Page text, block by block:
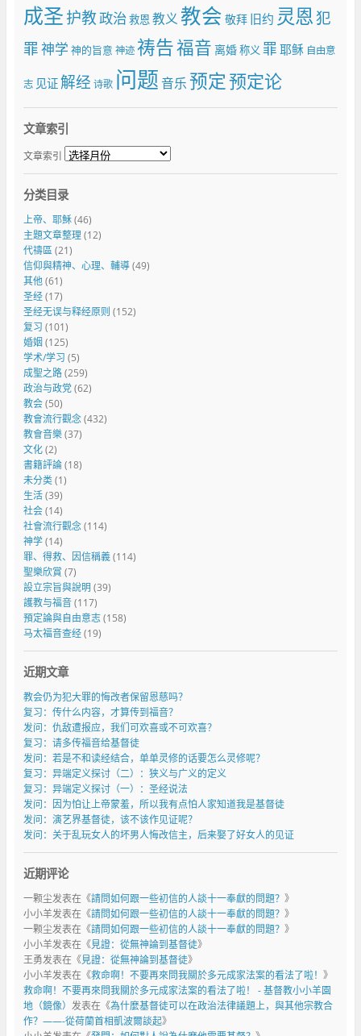
成圣护教政治救恩 教义 教会 敬拜 旧约 灵恩犯
罪神学 神的旨意 神迹 祷告福音 离婚称义 罪 耶稣 自由意
志 见证解经 诗歌 问题音乐预定预定论
文章索引
文章索引
分类目录
上帝、耶穌(46)
主題文章整理(12)
代禱區(21)
信仰與精神、心理、輔導(49)
其他(61)
圣经(17)
圣经无误与释经原则 (152)
复习 (101)
婚姻 (125)
学术/学习 (5)
成聖之路(259)
政治与政党(62)
教会(50)
教會流行觀念(432)
教會音樂(37)
文化(2)
書籍評論(18)
未分类(1)
生活(39)
社会(14)
社會流行觀念(114)
神学(14)
罪、得救、因信稱義(114)
聖樂欣賞 (7)
設立宗旨與說明 (39)
護教与福音(117)
預定論與自由意志(158)
马太福音查经(19)
近期文章
教会仍为犯大罪的悔改者保留恩慈吗？
复习：传什么内容，才算传到福音？
发问：仇敌遭报应，我们可欢喜或不可欢喜？
复习：请多传福音给基督徒
发问：若是不和读经结合，单单灵修的话要怎么灵修呢？
复习：异端定义探讨（二）：狭义与广义的定义
复习：异端定义探讨（一）：圣经说法
发问：因为怕让上帝蒙羞，所以我有点怕人家知道我是基督徒
发问：演艺界基督徒，该不该作见证呢？
发问：关于乱玩女人的坏男人悔改信主，后来娶了好女人的见证
近期评论
一颗尘发表在《請問如何跟一些初信的人談十一奉獻的問題？ 》
小小羊发表在《請問如何跟一些初信的人談十一奉獻的問題？ 》
一颗尘发表在《請問如何跟一些初信的人談十一奉獻的問題？ 》
小小羊发表在《見證：從無神論到基督徒》
王勇发表在《見證：從無神論到基督徒》
小小羊发表在《救命啊！不要再來問我關於多元成家法案的看法了啦！ 》
救命啊！不要再來問我關於多元成家法案的看法了啦！ - 基督教小小羊園
地（鏡像） 发表在《為什麼基督徒可以在政治法律議題上，與其他宗教合
作？——-從荷蘭首相凱波爾談起》